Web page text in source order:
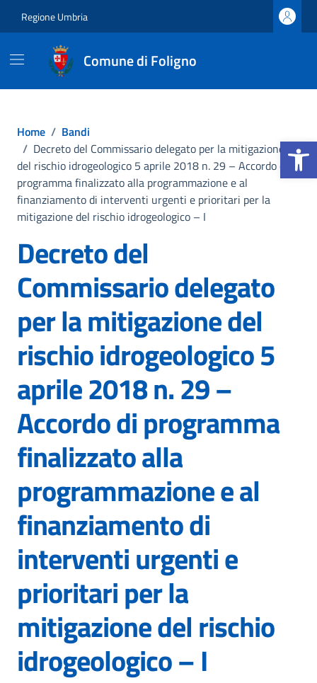
Apri la
Regione Umbria
Comune di Foligno
Home / Bandi
/ Decreto del Commissario delegato per la mitigazione
del rischio idrogeologico 5 aprile 2018 n. 29 – Accordo di
programma finalizzato alla programmazione e al
finanziamento di interventi urgenti e prioritari per la
mitigazione del rischio idrogeologico – I
Decreto del
Commissario delegato
per la mitigazione del
rischio idrogeologico 5
aprile 2018 n. 29 –
Accordo di programma
finalizzato alla
programmazione e al
finanziamento di
interventi urgenti e
prioritari per la
mitigazione del rischio
idrogeologico – I